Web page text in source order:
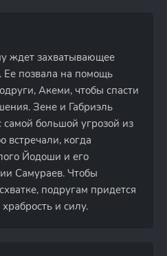
ждет захватывающее
позвала на помощь
Акеми, чтобы спасти
Зене и Габриэль
самой большой угрозой из
встречали, когда
Йодоши и его
Самураев. Чтобы
подругам придется
и силу.